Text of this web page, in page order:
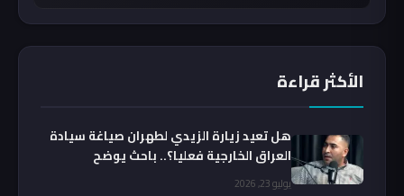
الأكثر قراءة
هل تعيد زيارة الزيدي لطهران صياغة سيادة
العراق الخارجية فعليا؟.. باحث يوضح
يوليو 23, 2026